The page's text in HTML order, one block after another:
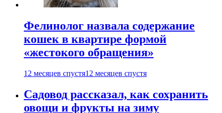
Фелинолог назвала содержание
кошек в квартире формой
«жестокого обращения»
12 месяцев спустя12 месяцев спустя
Садовод рассказал, как сохранить
овощи и фрукты на зиму